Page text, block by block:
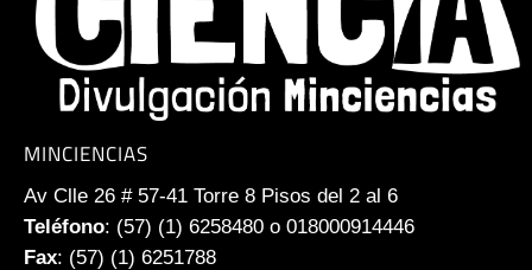
MINCIENCIAS
Av Clle 26 # 57-41 Torre 8 Pisos del 2 al 6
Teléfono: (57) (1) 6258480 o 018000914446
Fax: (57) (1) 6251788